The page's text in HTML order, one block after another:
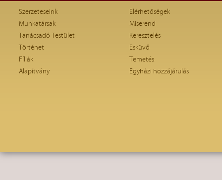
Szerzeteseink
Munkatársak
Tanácsadó Testület
Történet
Fíliák
Alapítvány
Elérhetőségek
Miserend
Keresztelés
Esküvő
Temetés
Egyházi hozzájárulás